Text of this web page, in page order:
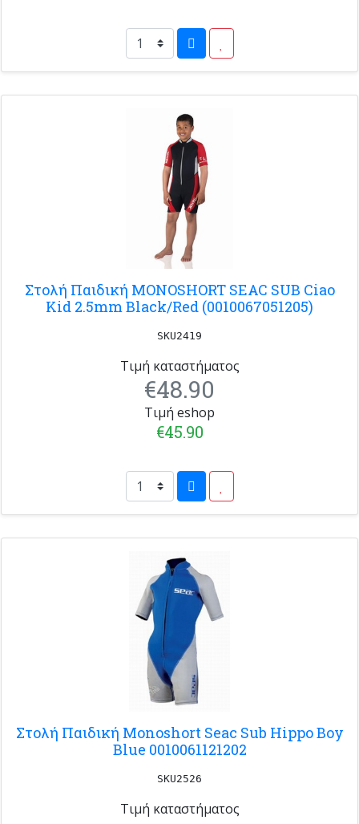
Στολή Παιδική MONOSHORT SEAC SUB Ciao
Kid 2.5mm Black/Red (0010067051205)
SKU2419
Τιμή καταστήματος
€48.90
Τιμή eshop
€45.90
Στολή Παιδική Monoshort Seac Sub Hippo Boy
Blue 0010061121202
SKU2526
Τιμή καταστήματος